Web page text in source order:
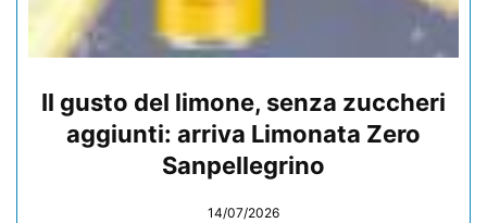
Il gusto del limone, senza zuccheri
aggiunti: arriva Limonata Zero
Sanpellegrino
14/07/2026